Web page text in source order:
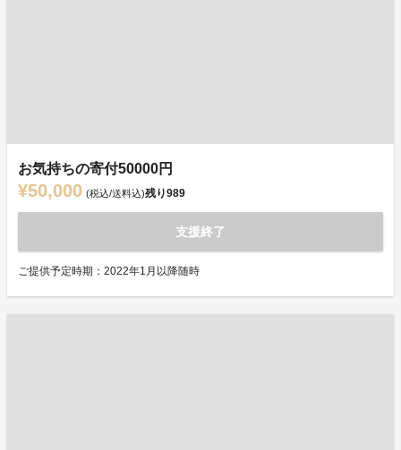
お気持ちの寄付50000円
¥50,000 (税込/送料込)残り989
支援終了
ご提供予定時期：2022年1月以降随時